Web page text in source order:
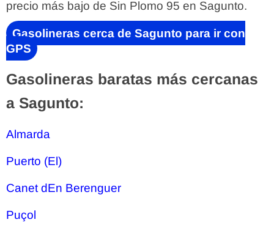
precio más bajo de Sin Plomo 95 en Sagunto.
Gasolineras cerca de Sagunto para ir con
GPS
Gasolineras baratas más cercanas
a Sagunto:
Almarda
Puerto (El)
Canet dEn Berenguer
Puçol